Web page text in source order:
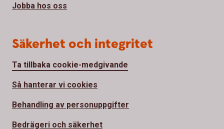
Jobba hos oss
Säkerhet och integritet
Ta tillbaka cookie-medgivande
Så hanterar vi cookies
Behandling av personuppgifter
Bedrägeri och säkerhet